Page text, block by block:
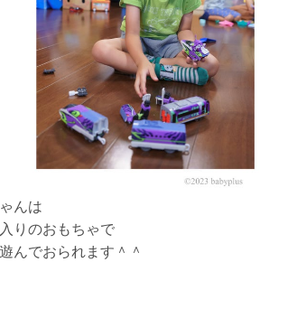
んは
りのおもちゃで
んでおられます＾＾